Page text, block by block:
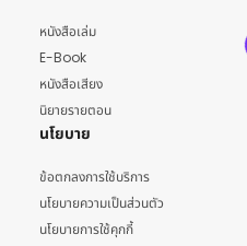
หนังสือเล่ม
E-Book
หนังสือเสียง
นิยายรายตอน
นโยบาย
ข้อตกลงการใช้บริการ
นโยบายความเป็นส่วนตัว
นโยบายการใช้คุกกี้